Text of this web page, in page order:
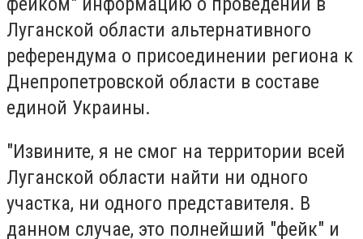
Луганской области альтернативного
референдума о присоединении региона к
Днепропетровской области в составе
единой Украины.
"Извините, я не смог на территории всей
Луганской области найти ни одного
участка, ни одного представителя. В
данном случае, это полнейший "фейк" и